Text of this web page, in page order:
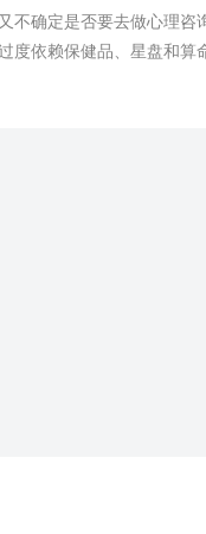
不确定是否要去做心理
度依赖保健品、星盘和